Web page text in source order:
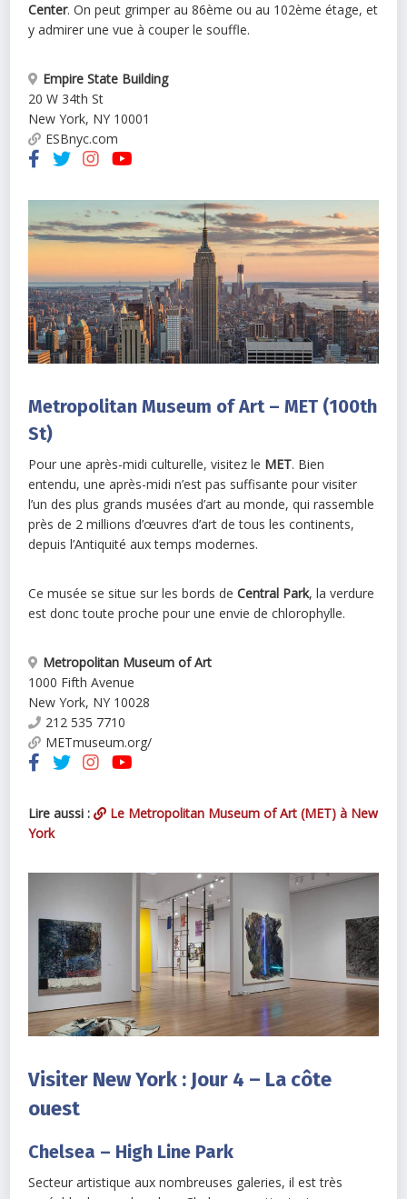
Center. On peut grimper au 86ème ou au 102ème étage, et
y admirer une vue à couper le souffle.
Empire State Building
20 W 34th St
New York, NY 10001
ESBnyc.com
Metropolitan Museum of Art – MET (100th
St)
Pour une après-midi culturelle, visitez le MET. Bien
entendu, une après-midi n’est pas suffisante pour visiter
l’un des plus grands musées d’art au monde, qui rassemble
près de 2 millions d’œuvres d’art de tous les continents,
depuis l’Antiquité aux temps modernes.
Ce musée se situe sur les bords deCentral Park, la verdure
est donc toute proche pour une envie de chlorophylle.
Metropolitan Museum of Art
1000 Fifth Avenue
New York, NY 10028
212 535 7710
METmuseum.org/
Lire aussi :
Le Metropolitan Museum of Art (MET) à New
York
Visiter New York : Jour 4 – La côte
ouest
Chelsea – High Line Park
Secteur artistique aux nombreuses galeries, il est très